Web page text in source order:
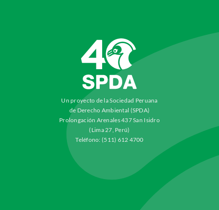
Un proyecto de la Sociedad Peruana
de Derecho Ambiental (SPDA)
Prolongación Arenales 437 San Isidro
(Lima 27, Perú)
Teléfono: (511) 612 4700